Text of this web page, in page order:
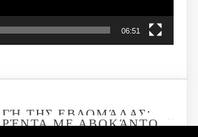
06:51
ΤΗΣ ΕΒΔΟΜΆΔΑΣ:
ΜΕ ΑΒΟΚΆΝΤΟ